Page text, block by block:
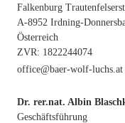
Falkenburg
A-8952 Irdning-
Österreich
ZVR: 1822244074
office@baer-wolf-luchs.at
Dr. rer.nat. Albin
Geschäftsführung